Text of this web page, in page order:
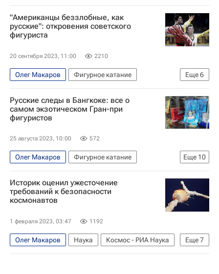
"Американцы беззлобные, как
русские": откровения советского
фигуриста
20 сентября 2023, 11:00 2210
Еще6
Олег Макаров
Фигурное катание
Камила Валиева
Илья Малинин
Спортивный арбитражный суд (CAS)
Авторы РИА Новости Спорт
Интервью РИА Спорт
Этери Тутберидзе
Русские следы в Бангкоке: все о
самом экзотическом Гран-при
фигуристов
25 августа 2023, 10:00 572
Еще 10
Олег Макаров
Фигурное катание
Авторы РИА Новости Спорт
Материалы РИА Спорт
Марина Зуева
Камила Валиева
Бангкок
Софья Акатьева
Аделия Петросян
Анна Щербакова
Историк оценил ужесточение
требований к безопасности
космонавтов
1 февраля 2023, 03:47 1192
Еще7
Олег Макаров Наука
Космос - РИА Наука
Земля
Луна
США